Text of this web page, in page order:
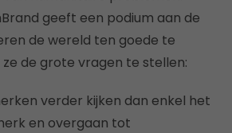
geeft een podium aan de
de wereld ten goede te
de grote vragen te stellen:
verder kijken dan enkel het
en overgaan tot